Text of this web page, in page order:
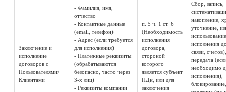
Заключение и
исполнение
договоров с
Пользователями/
Клиентами
- Фамилия, имя,
отчество
- Контактные данные
(email, телефон)
- Адрес (если требуется
для исполнения)
- Платежные реквизиты
(обрабатываются
безопасно, часто через
3-х лиц)
- Реквизиты компании
п. 5 ч. 1 ст. 6
(Необходимость
исполнения
договора,
стороной
которого
является субъект
ПДн, или для
заключения
Сбор, запись,
накопление,
уточнение,
исполнения
связи, счетов),
передача
необходимо
исполнения),
блокирование,